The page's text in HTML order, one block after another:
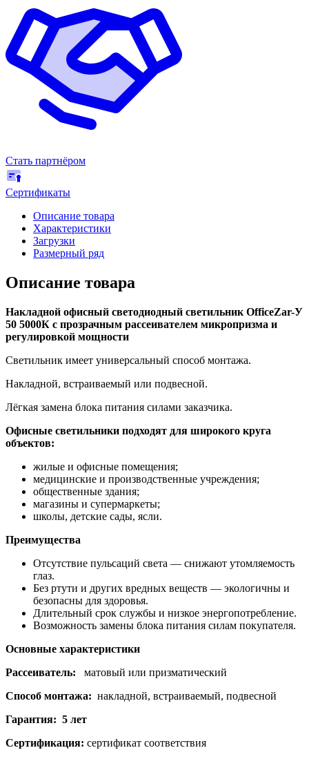
Стать партнёром
Сертификаты
Описание товара
Характеристики
Загрузки
Размерный ряд
Описание товара
Накладной офисный светодиодный светильник OfficeZar-У
50 5000К с прозрачным рассеивателем микропризма и
регулировкой мощности
Светильник имеет универсальный способ монтажа.
Накладной, встраиваемый или подвесной.
Лёгкая замена блока питания силами заказчика.
Офисные светильники подходят для широкого круга
объектов:
жилые и офисные помещения;
медицинские и производственные учреждения;
общественные здания;
магазины и супермаркеты;
школы, детские сады, ясли.
Преимущества
Отсутствие пульсаций света — снижают утомляемость
глаз.
Без ртути и других вредных веществ — экологичны и
безопасны для здоровья.
Длительный срок службы и низкое энергопотребление.
Возможность замены блока питания силам покупателя.
Основные характеристики
Рассеиватель:
матовый или призматический
Способ монтажа: накладной, встраиваемый, подвесной
Гарантия: 5 лет
Сертификация: сертификат соответствия